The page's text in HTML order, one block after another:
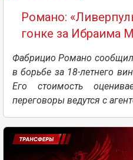
Романо:
гонке за Ибраима
Фабрицио Романо
в борьбе за 18-летнего
Его стоимость
переговоры ведутся с